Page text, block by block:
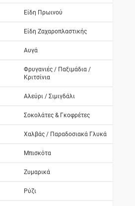
Είδη Πρωινού
Είδη Ζαχαροπλαστικής
Αυγά
Φρυγανιές / Παξιμάδια /
Κριτσίνια
Αλεύρι / Σιμιγδάλι
Σοκολάτες & Γκοφρέτες
Χαλβάς / Παραδοσιακά Γλυκά
Μπισκότα
Ζυμαρικά
Ρύζι